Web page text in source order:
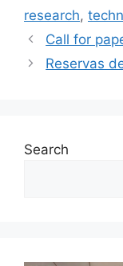
research,
Call for
Reservas
Search